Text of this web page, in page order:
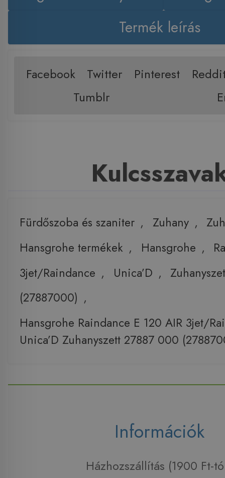
Termék leírás
Facebook Twitter Pinterest
Tumblr
Fürdőszoba és szaniter , Zuhany ,
Hansgrohe termékek , Hansgrohe ,
3jet/Raindance , Unica’D ,
(27887000) ,
Hansgrohe Raindance E 120 AIR 3jet/
Unica’D Zuhanyszett 27887 000
Információk
Házhozszállítás (1900 Ft-